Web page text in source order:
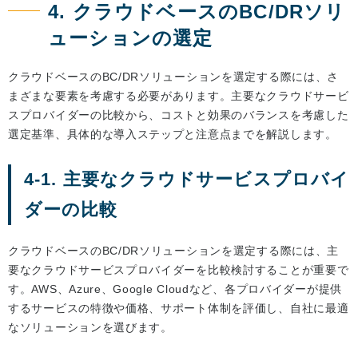
4. クラウドベースのBC/DRソリ
ューションの選定
クラウドベースのBC/DRソリューションを選定する際には、さ
まざまな要素を考慮する必要があります。主要なクラウドサービ
スプロバイダーの比較から、コストと効果のバランスを考慮した
選定基準、具体的な導入ステップと注意点までを解説します。
4-1. 主要なクラウドサービスプロバイ
ダーの比較
クラウドベースのBC/DRソリューションを選定する際には、主
要なクラウドサービスプロバイダーを比較検討することが重要で
す。AWS、Azure、Google Cloudなど、各プロバイダーが提供
するサービスの特徴や価格、サポート体制を評価し、自社に最適
なソリューションを選びます。